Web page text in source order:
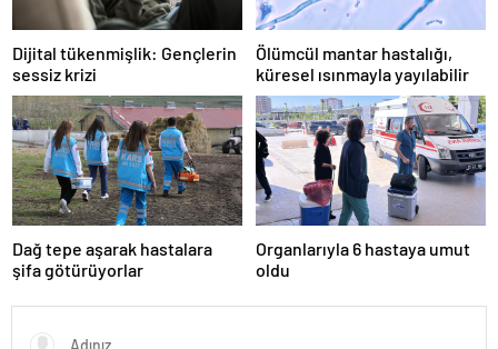
Dijital tükenmişlik: Gençlerin
sessiz krizi
Ölümcül mantar hastalığı,
küresel ısınmayla yayılabilir
Dağ tepe aşarak hastalara
şifa götürüyorlar
Organlarıyla 6 hastaya umut
oldu